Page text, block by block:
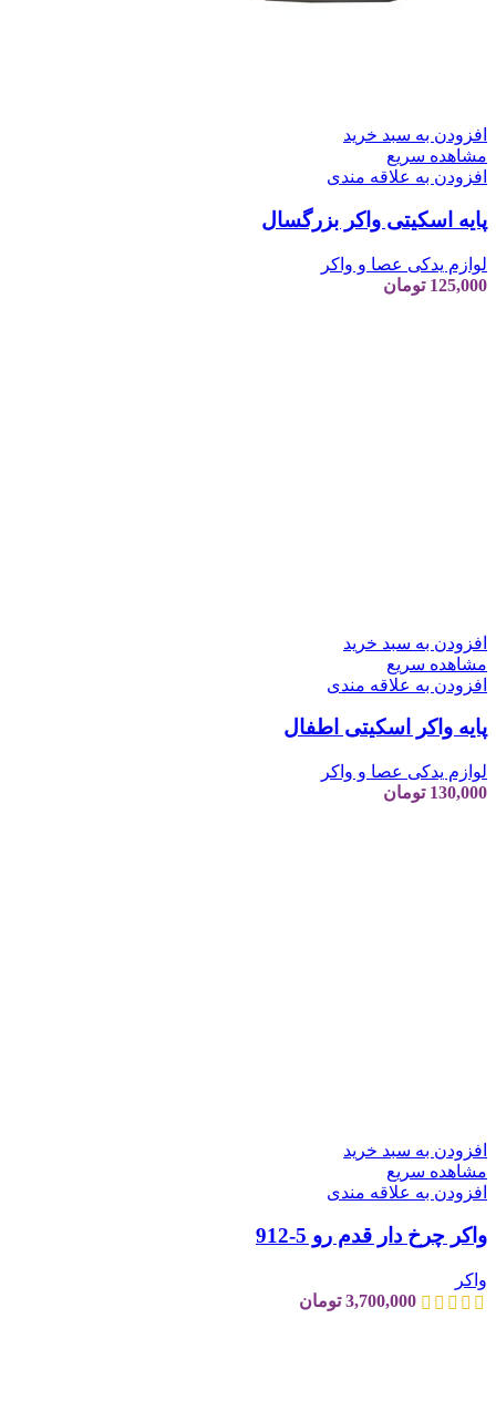
افزودن به سبد خرید
مشاهده سریع
افزودن به علاقه مندی
پایه اسکیتی واکر بزرگسال
لوازم یدکی عصا و واکر
125,000 تومان
افزودن به سبد خرید
مشاهده سریع
افزودن به علاقه مندی
پایه واکر اسکیتی اطفال
لوازم یدکی عصا و واکر
130,000 تومان
افزودن به سبد خرید
مشاهده سریع
افزودن به علاقه مندی
واکر چرخ دار قدم رو 5-912
واکر
3,700,000 تومان